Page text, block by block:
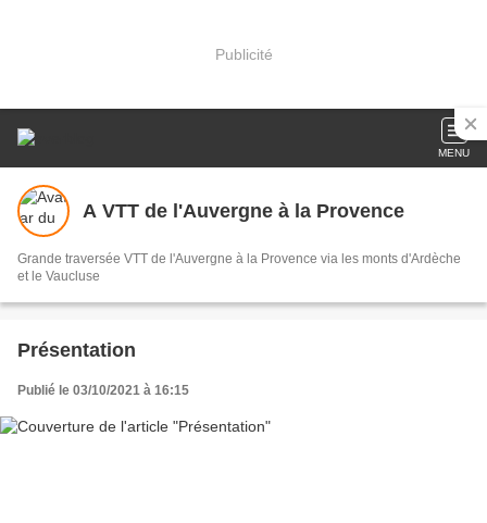
Publicité
MENU
A VTT de l'Auvergne à la Provence
Grande traversée VTT de l'Auvergne à la Provence via les monts d'Ardèche
et le Vaucluse
Présentation
Publié le 03/10/2021 à 16:15